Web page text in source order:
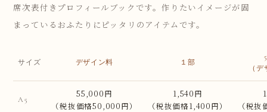
席次表付きプロフィールブックです。作りたいイメージが固
まっているおふたりにピッタリのアイテムです。
サイズ デザイン料 １部
（
A5
55,000円
（税抜価格50,000円）
1,540円
（税抜価格1,400円）
（税